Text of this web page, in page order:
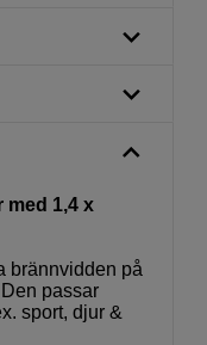
med 1,4 x
brännvidden på
passar
sport, djur &